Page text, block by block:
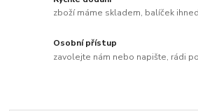
zboží máme skladem, balíček
Osobní přístup
zavolejte nám nebo napište, rádi